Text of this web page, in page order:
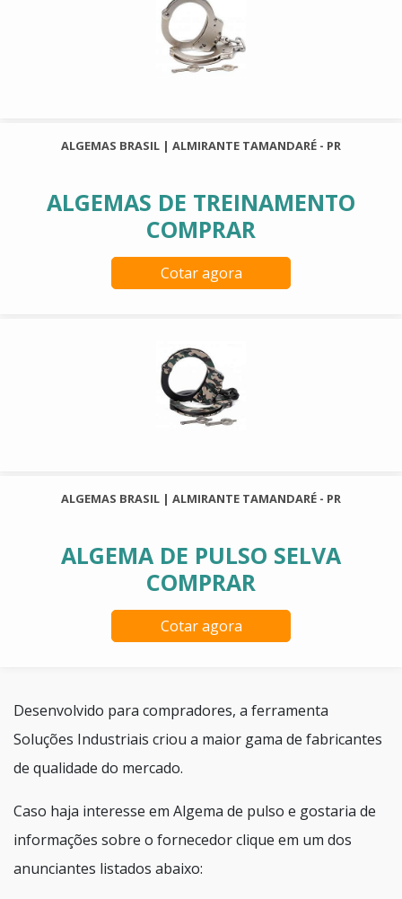
ALGEMAS BRASIL | ALMIRANTE TAMANDARÉ - PR
ALGEMAS DE TREINAMENTO
COMPRAR
Cotar agora
ALGEMAS BRASIL | ALMIRANTE TAMANDARÉ - PR
ALGEMA DE PULSO SELVA
COMPRAR
Cotar agora
Desenvolvido para compradores, a ferramenta
Soluções Industriais criou a maior gama de fabricantes
de qualidade do mercado.
Caso haja interesse em Algema de pulso e gostaria de
informações sobre o fornecedor clique em um dos
anunciantes listados abaixo: